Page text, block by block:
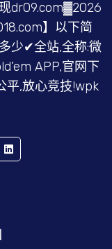
dr09.com▓2026
】以下简
少✔全站,全称:微
APP,官网下
平,放心竞技!wpk